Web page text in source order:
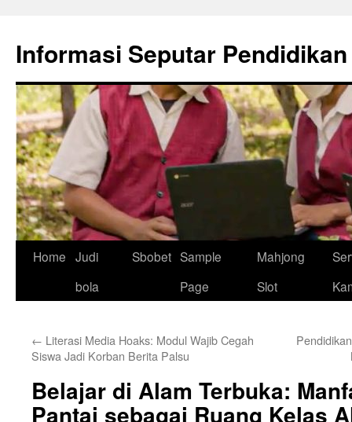
content
Informasi Seputar Pendidikan
Home Judi
bola
Sbobet Sample
Page
Mahjong
Slot
← Literasi Media Hoaks: Modul Wajib Cegah
Siswa Jadi Korban Berita Palsu
Belajar di Alam Terbuka:
Pantai sebagai Ruang Kelas